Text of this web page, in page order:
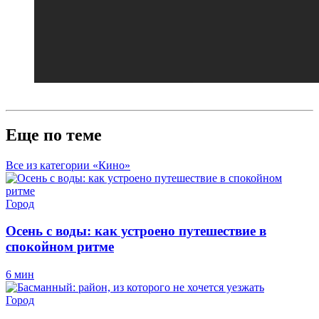
Еще по теме
Все из категории «Кино»
Город
Осень с воды: как устроено путешествие в
спокойном ритме
6 мин
Город